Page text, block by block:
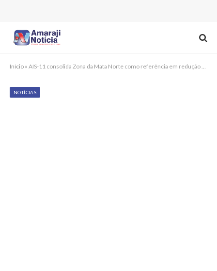
Início » AIS-11 consolida Zona da Mata Norte como referência em redução da violência em Pernambuco
NOTÍCIAS